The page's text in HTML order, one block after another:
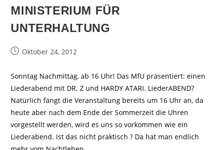
MINISTERIUM FÜR
UNTERHALTUNG
BeitragOktober 24, 2012
Sonntag Nachmittag, ab 16 Uhr! Das MfU präsentiert: einen
Liederabend mit DR. Z und HARDY ATARI. LiederABEND?
Natürlich fängt die Veranstaltung bereits um 16 Uhr an, da
heute aber nach dem Ende der Sommerzeit die Uhren
vorgestellt werden, wird es uns so vorkommen wie ein
Liederabend. Ist das nicht praktisch ? Da hat man endlich